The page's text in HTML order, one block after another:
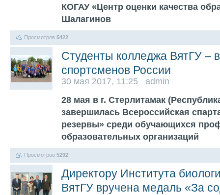
КОГАУ «Центр оценки качества
Шалагинов
Просмотров 5422
Студенты колледжа ВятГУ –
спортсменов России
30 мая 2017, 11:25 admin
28 мая в г. Стерлитамак
завершилась Всероссийская
резервы» среди обучающихся
образовательных организаций
Просмотров 5292
Директору Института
ВятГУ вручена медаль «За